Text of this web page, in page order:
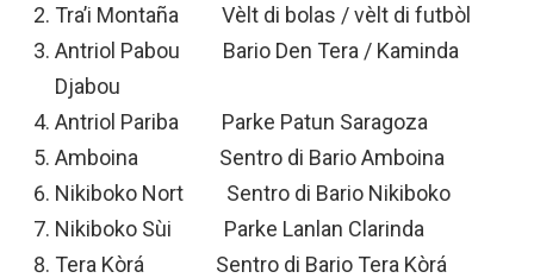
Tra’i Montaña Vèlt di bolas / vèlt di futbòl
Antriol Pabou Bario Den Tera / Kaminda
Djabou
Antriol Pariba Parke Patun Saragoza
Amboina Sentro di Bario Amboina
Nikiboko Nort Sentro di Bario Nikiboko
Nikiboko Sùi Parke Lanlan Clarinda
Tera Kòrá Sentro di Bario Tera Kòrá